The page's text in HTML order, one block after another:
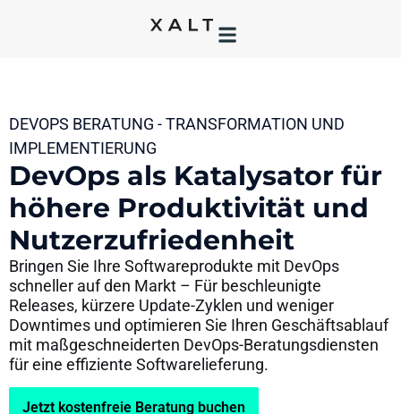
DEVOPS BERATUNG - TRANSFORMATION UND
IMPLEMENTIERUNG
DevOps als Katalysator für
höhere Produktivität und
Nutzerzufriedenheit
Bringen Sie Ihre Softwareprodukte mit DevOps
schneller auf den Markt – Für beschleunigte
Releases, kürzere Update-Zyklen und weniger
Downtimes​​ und optimieren Sie Ihren Geschäftsablauf
mit maßgeschneiderten DevOps-Beratungsdiensten
für eine effiziente Softwarelieferung.
Jetzt kostenfreie Beratung buchen